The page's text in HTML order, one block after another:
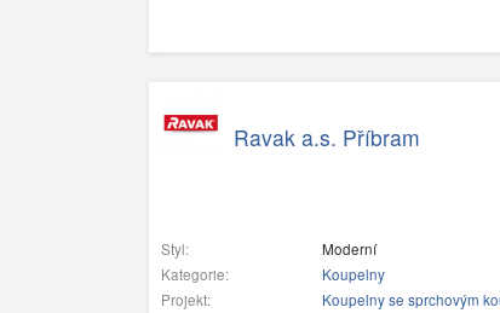
Ravak a.s. Příbram
Styl:
Moderní
Kategorie:
Koupelny
Projekt:
Koupelny se sprchovým